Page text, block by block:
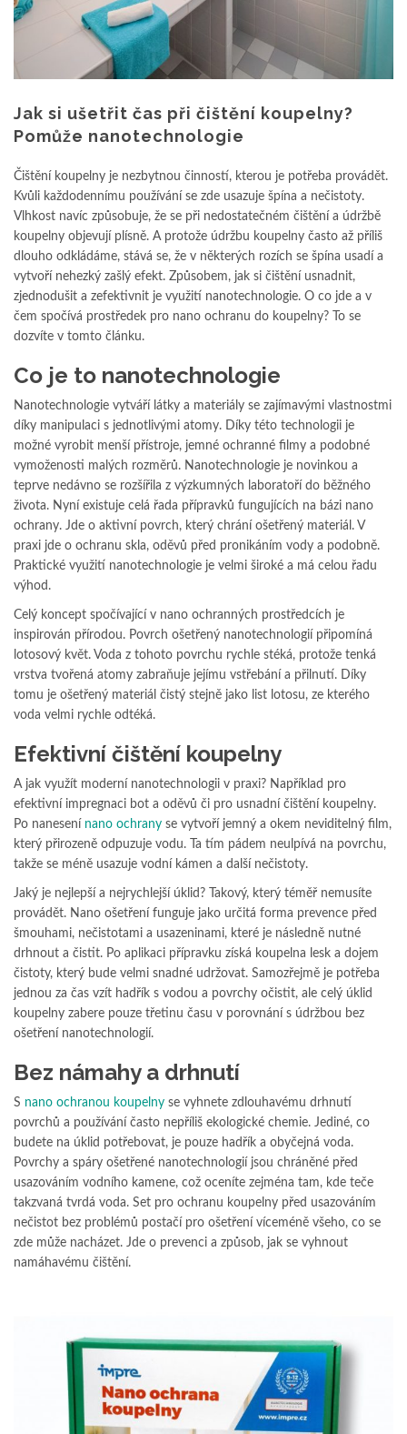
Jak si ušetřit čas při čištění koupelny?
Pomůže nanotechnologie
Čištění koupelny je nezbytnou činností, kterou je potřeba provádět.
Kvůli každodennímu používání se zde usazuje špína a nečistoty.
Vlhkost navíc způsobuje, že se při nedostatečném čištění a údržbě
koupelny objevují plísně. A protože údržbu koupelny často až příliš
dlouho odkládáme, stává se, že v některých rozích se špína usadí a
vytvoří nehezký zašlý efekt. Způsobem, jak si čištění usnadnit,
zjednodušit a zefektivnit je využití nanotechnologie. O co jde a v
čem spočívá prostředek pro nano ochranu do koupelny? To se
dozvíte v tomto článku.
Co je to nanotechnologie
Nanotechnologie vytváří látky a materiály se zajímavými vlastnostmi
díky manipulaci s jednotlivými atomy. Díky této technologii je
možné vyrobit menší přístroje, jemné ochranné filmy a podobné
vymoženosti malých rozměrů. Nanotechnologie je novinkou a
teprve nedávno se rozšířila z výzkumných laboratoří do běžného
života. Nyní existuje celá řada přípravků fungujících na bázi nano
ochrany. Jde o aktivní povrch, který chrání ošetřený materiál. V
praxi jde o ochranu skla, oděvů před pronikáním vody a podobně.
Praktické využití nanotechnologie je velmi široké a má celou řadu
výhod.
Celý koncept spočívající v nano ochranných prostředcích je
inspirován přírodou. Povrch ošetřený nanotechnologií připomíná
lotosový květ. Voda z tohoto povrchu rychle stéká, protože tenká
vrstva tvořená atomy zabraňuje jejímu vstřebání a přilnutí. Díky
tomu je ošetřený materiál čistý stejně jako list lotosu, ze kterého
voda velmi rychle odtéká.
Efektivní čištění koupelny
A jak využít moderní nanotechnologii v praxi? Například pro
efektivní impregnaci bot a oděvů či pro usnadní čištění koupelny.
Po nanesení nano ochrany se vytvoří jemný a okem neviditelný film,
který přirozeně odpuzuje vodu. Ta tím pádem neulpívá na povrchu,
takže se méně usazuje vodní kámen a další nečistoty.
Jaký je nejlepší a nejrychlejší úklid? Takový, který téměř nemusíte
provádět. Nano ošetření funguje jako určitá forma prevence před
šmouhami, nečistotami a usazeninami, které je následně nutné
drhnout a čistit. Po aplikaci přípravku získá koupelna lesk a dojem
čistoty, který bude velmi snadné udržovat. Samozřejmě je potřeba
jednou za čas vzít hadřík s vodou a povrchy očistit, ale celý úklid
koupelny zabere pouze třetinu času v porovnání s údržbou bez
ošetření nanotechnologií.
Bez námahy a drhnutí
S nano ochranou koupelny se vyhnete zdlouhavému drhnutí
povrchů a používání často nepříliš ekologické chemie. Jediné, co
budete na úklid potřebovat, je pouze hadřík a obyčejná voda.
Povrchy a spáry ošetřené nanotechnologií jsou chráněné před
usazováním vodního kamene, což oceníte zejména tam, kde teče
takzvaná tvrdá voda. Set pro ochranu koupelny před usazováním
nečistot bez problémů postačí pro ošetření víceméně všeho, co se
zde může nacházet. Jde o prevenci a způsob, jak se vyhnout
namáhavému čištění.